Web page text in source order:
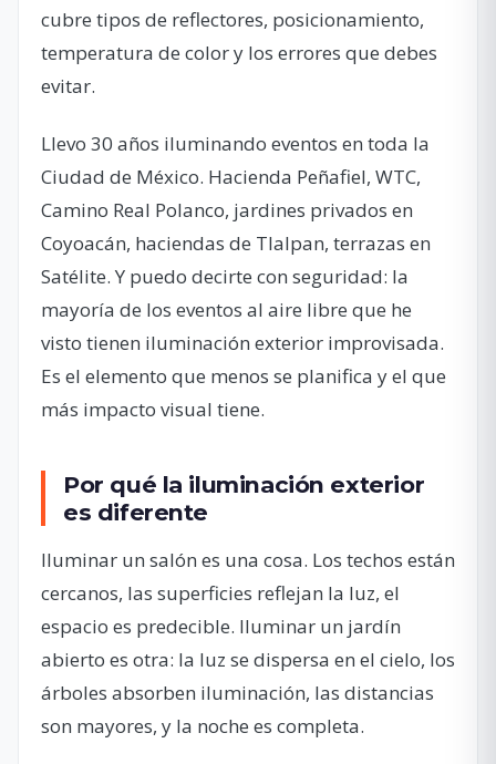
cubre tipos de reflectores, posicionamiento,
temperatura de color y los errores que debes
evitar.
Llevo 30 años iluminando eventos en toda la
Ciudad de México. Hacienda Peñafiel, WTC,
Camino Real Polanco, jardines privados en
Coyoacán, haciendas de Tlalpan, terrazas en
Satélite. Y puedo decirte con seguridad: la
mayoría de los eventos al aire libre que he
visto tienen iluminación exterior improvisada.
Es el elemento que menos se planifica y el que
más impacto visual tiene.
Por qué la iluminación exterior
es diferente
Iluminar un salón es una cosa. Los techos están
cercanos, las superficies reflejan la luz, el
espacio es predecible. Iluminar un jardín
abierto es otra: la luz se dispersa en el cielo, los
árboles absorben iluminación, las distancias
son mayores, y la noche es completa.